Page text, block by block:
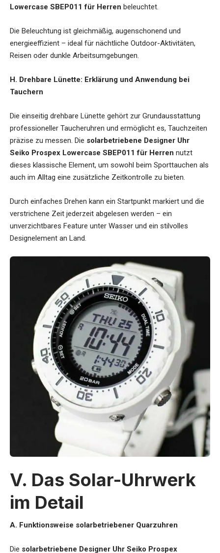
Lowercase SBEP011 für Herren beleuchtet.
Die Beleuchtung ist gleichmäßig, augenschonend und
energieeffizient – ideal für nächtliche Outdoor-Aktivitäten,
Reisen oder dunkle Arbeitsumgebungen.
H. Drehbare Lünette: Erklärung und Anwendung bei
Tauchern
Die einseitig drehbare Lünette gehört zur Grundausstattung
professioneller Taucheruhren und ermöglicht es, Tauchzeiten
präzise zu messen. Die solarbetriebene Designer Uhr
Seiko Prospex Lowercase SBEP011 für Herren nutzt
dieses klassische Element, um sowohl beim Sporttauchen als
auch im Alltag eine zusätzliche Zeitkontrolle zu bieten.
Durch einfaches Drehen kann ein Startpunkt markiert und die
verstrichene Zeit jederzeit abgelesen werden – ein
unverzichtbares Feature unter Wasser und ein stilvolles
Designelement an Land.
V. Das Solar-Uhrwerk
im Detail
A. Funktionsweise solarbetriebener Quarzuhren
Die solarbetriebene Designer Uhr Seiko Prospex